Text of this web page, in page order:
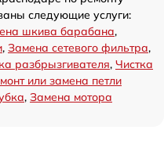
следующие услуги:
шкива барабана,
, Замена сетевого фильтра,
разбрызгивателя, Чистка
или замена петли
, Замена мотора